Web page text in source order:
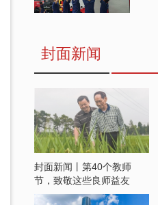
封面新闻
封面新闻丨第40个教师
节，致敬这些良师益友